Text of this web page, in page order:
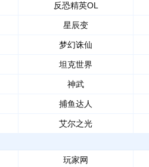
反恐精英OL
星辰变
梦幻诛仙
坦克世界
神武
捕鱼达人
艾尔之光
玩家网